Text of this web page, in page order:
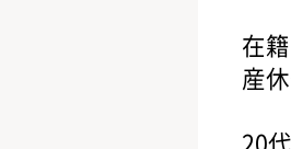
在
産
20